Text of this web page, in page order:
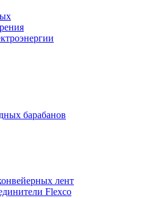
барабанов
лент
Flexco